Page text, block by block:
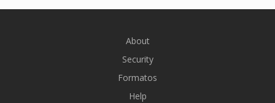
About
Security
Formatos
Help